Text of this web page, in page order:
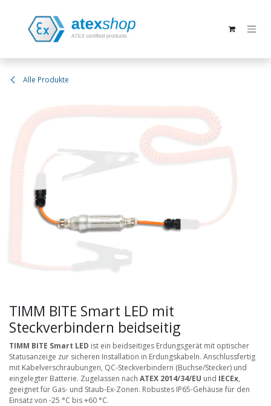
Alle Produkte
TIMM BITE Smart LED mit
Steckverbindern beidseitig
TIMM BITE Smart LED ist ein beidseitiges Erdungsgerät mit optischer
Statusanzeige zur sicheren Installation in Erdungskabeln. Anschlussfertig
mit Kabelverschraubungen, QC-Steckverbindern (Buchse/Stecker) und
eingelegter Batterie. Zugelassen nach ATEX 2014/34/EU und IECEx,
geeignet für Gas- und Staub-Ex-Zonen. Robustes IP65-Gehäuse für den
Einsatz von -25 °C bis +60 °C.